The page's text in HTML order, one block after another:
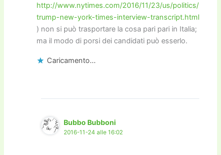
http://www.nytimes.com/2016/11/23/us/politics/
trump-new-york-times-interview-transcript.html
) non si può trasportare la cosa pari pari in Italia;
ma il modo di porsi dei candidati può esserlo.
Caricamento...
Bubbo Bubboni
2016-11-24 alle 16:02